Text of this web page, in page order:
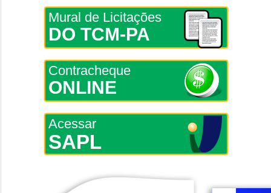
Mural de Licitações
DO TCM-PA
Contracheque
ONLINE
Acessar
SAPL